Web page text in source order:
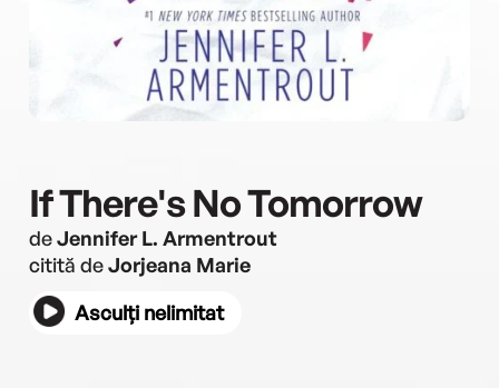
If There's No Tomorrow
deJennifer L. Armentrout
citită deJorjeana Marie
Asculți nelimitat